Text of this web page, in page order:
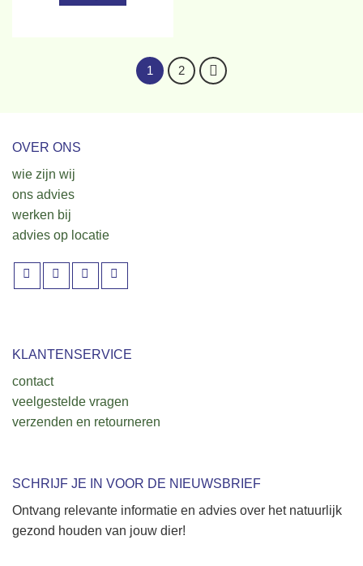
1 2
OVER ONS
wie zijn wij
ons advies
werken bij
advies op locatie
KLANTENSERVICE
contact
veelgestelde vragen
verzenden en retourneren
SCHRIJF JE IN VOOR DE NIEUWSBRIEF
Ontvang relevante informatie en advies over het natuurlijk
gezond houden van jouw dier!